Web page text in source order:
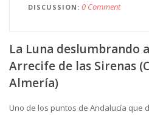
DISCUSSION 0 Comment
La Luna deslumbrando
Arrecife de las Sirenas
Almería)
Uno de los puntos de Andalucía que